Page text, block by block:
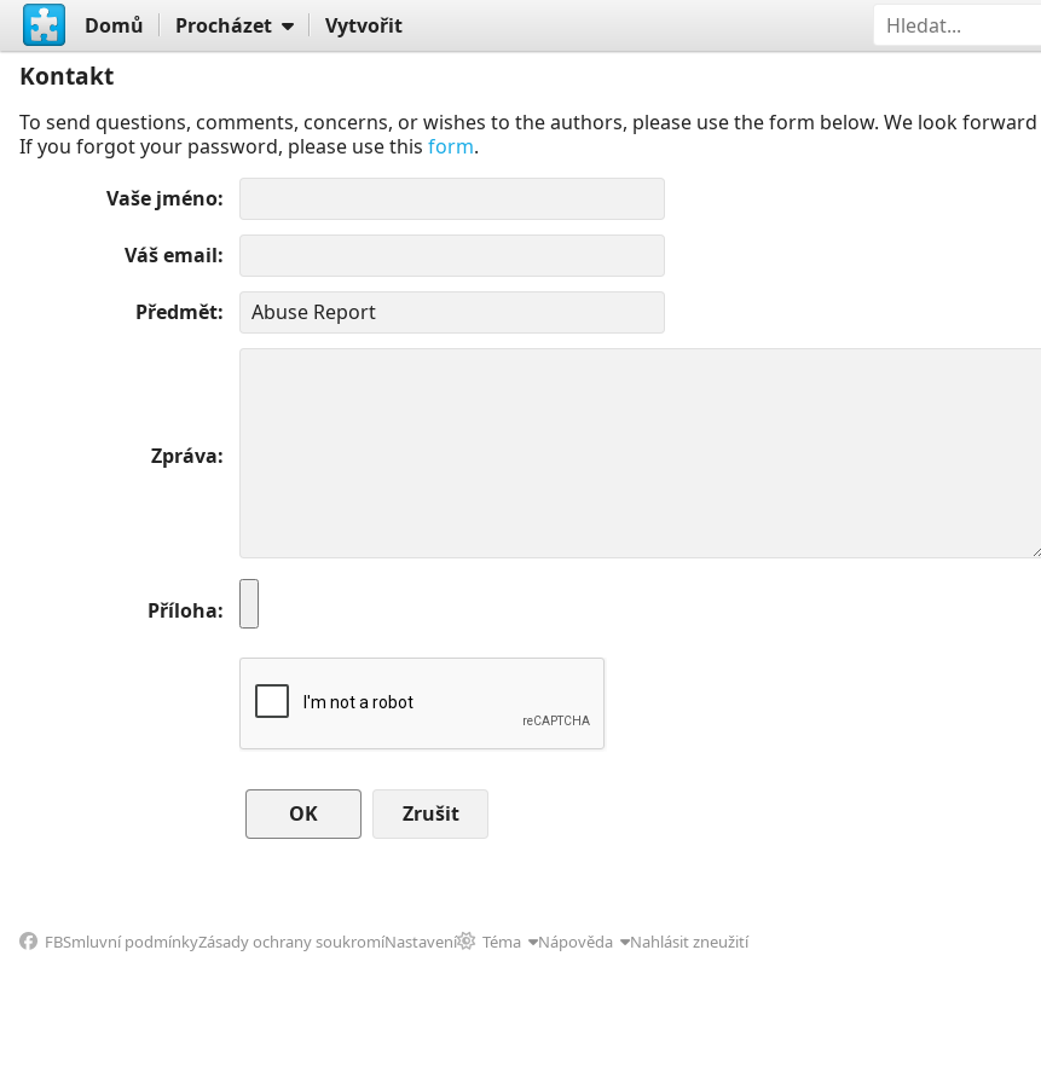
Domů Procházet Vytvořit
Kontakt
To send questions, comments, concerns, or wishes to the authors, please use the form below. We look
If you forgot your password, please use this form.
Vaše jméno
Váš email
Předmět
Zpráva
Příloha
Zrušit
FBSmluvní podmínkyZásady ochrany soukromíNastavení Téma Nápověda Nahlásit zneužití